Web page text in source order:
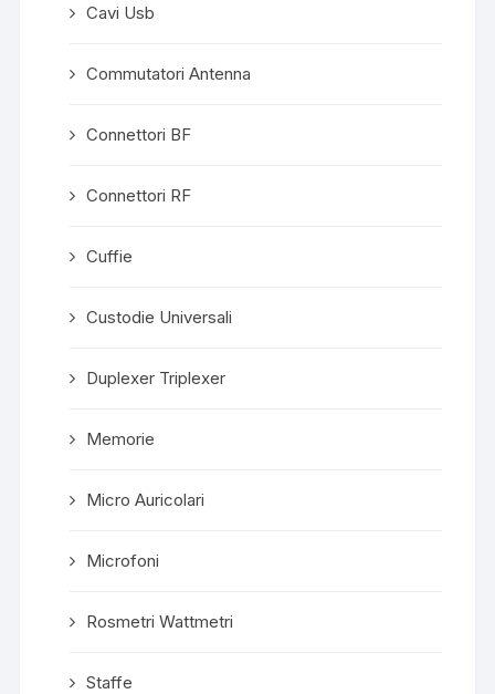
Cavi Usb
Commutatori Antenna
Connettori BF
Connettori RF
Cuffie
Custodie Universali
Duplexer Triplexer
Memorie
Micro Auricolari
Microfoni
Rosmetri Wattmetri
Staffe